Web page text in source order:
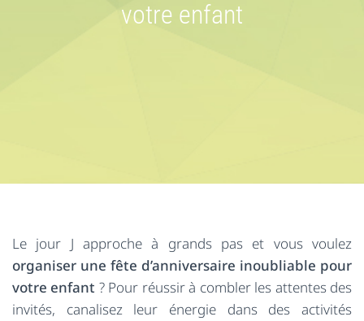
votre enfant
Le jour J approche à grands pas et vous voulez
organiser une fête d’anniversaire inoubliable pour
votre enfant ? Pour réussir à combler les attentes des
invités, canalisez leur énergie dans des activités